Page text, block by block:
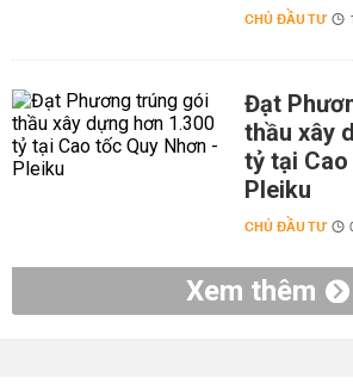
CHỦ ĐẦU TƯ
Đạt
thầu xây
tỷ tại Cao
Pleiku
CHỦ ĐẦU TƯ
Xem thêm